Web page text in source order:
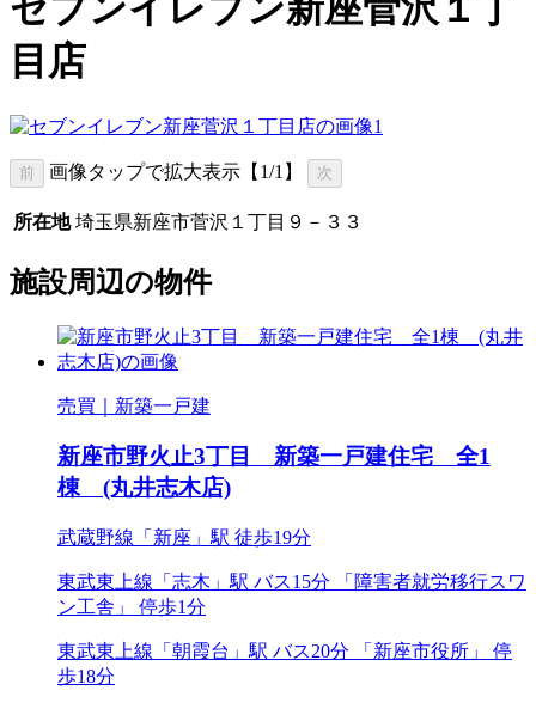
セブンイレブン新座菅沢１丁
目店
前 画像タップで拡大表示【 1/1】 次
所在地 埼玉県新座市菅沢１丁目９－３３
施設周辺の物件
売買｜新築一戸建
新座市野火止3丁目 新築一戸建住宅 全1
棟 (丸井志木店)
武蔵野線「新座」駅 徒歩19分
東武東上線「志木」駅 バス15分 「障害者就労移行スワ
ン工舎」 停歩1分
東武東上線「朝霞台」駅 バス20分 「新座市役所」 停
歩18分